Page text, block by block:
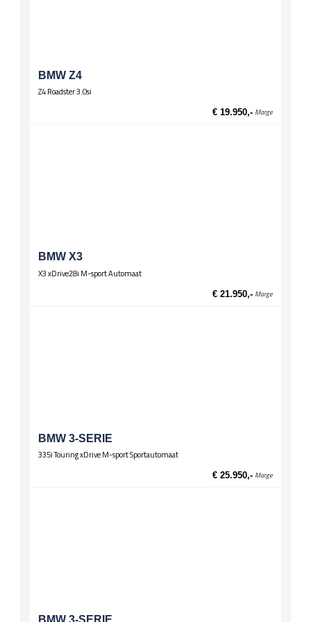
Lichtmetalen velgen 17 inch
Zittingen
BMW Z4
Z4 Roadster 3.0si
€ 19.950,- Marge
BMW X3
X3 xDrive28i M-sport Automaat
€ 21.950,- Marge
BMW 3-SERIE
335i Touring xDrive M-sport Sportautomaat
€ 25.950,- Marge
BMW 3-SERIE